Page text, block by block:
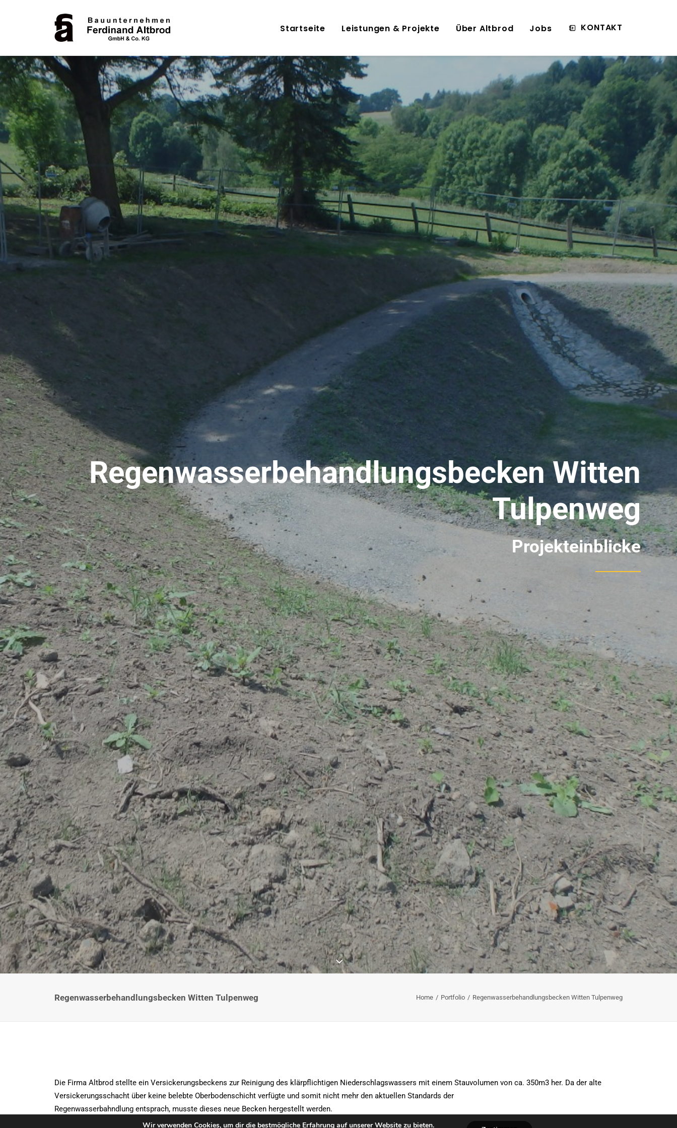
Startseite Leistungen & Projekte Über Altbrod Jobs KONTAKT
Regenwasserbehandlungsbecken Witten
Tulpenweg
Projekteinblicke
Regenwasserbehandlungsbecken Witten Tulpenweg Home Portfolio Regenwasserbehandlungsbecken Witten Tulpenweg
Die Firma Altbrod stellte ein Versickerungsbeckens zur Reinigung des klärpflichtigen Niederschlagswassers mit einem Stauvolumen von ca. 350m3 her. Da der alte
Versickerungsschacht über keine belebte Oberbodenschicht verfügte und somit nicht mehr den aktuellen Standards der
Regenwasserbahndlung entsprach, musste dieses neue Becken hergestellt werden.
Wir verwenden Cookies, um dir die bestmögliche Erfahrung auf unserer Website zu bieten.